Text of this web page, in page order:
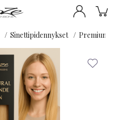
Sinettipidennykset Premium